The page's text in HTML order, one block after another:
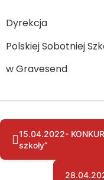
Dyrekcja
Polskiej Sobotniej
w Gravesend
15.04.2022-
szkoły”